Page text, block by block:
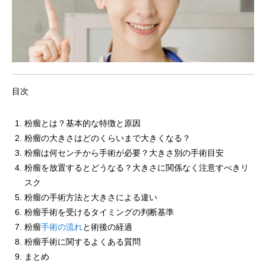
目次
粉瘤とは？基本的な特徴と原因
粉瘤の大きさはどのくらいまで大きくなる？
粉瘤は何センチから手術が必要？大きさ別の手術目安
粉瘤を放置するとどうなる？大きさに関係なく注意すべきリ
スク
粉瘤の手術方法と大きさによる違い
粉瘤手術を受けるタイミングの判断基準
粉瘤手術の流れと術後の経過
粉瘤手術に関するよくある質問
まとめ